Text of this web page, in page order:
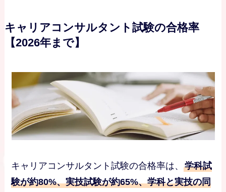
キャリアコンサルタント試験の合格率
【2026年まで】
キャリアコンサルタント試験の合格率は、学科試
験が約80%、実技試験が約65%、学科と実技の同